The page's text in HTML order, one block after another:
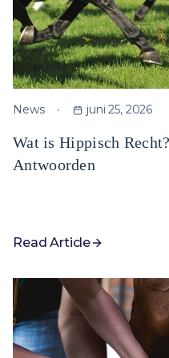
News juni 25, 2026
Wat is Hippisch
Antwoorden
Read Article